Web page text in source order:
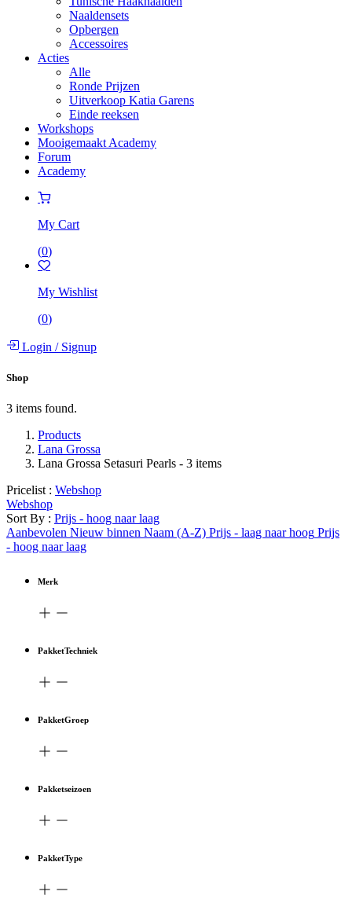
Naaldensets
Opbergen
Accessoires
Acties
Alle
Ronde Prijzen
Uitverkoop Katia Garens
Einde reeksen
Workshops
Mooigemaakt Academy
Forum
Academy
My Cart
(0)
My Wishlist
(0)
Login /Signup
Shop
3 items found.
Products
Lana Grossa
Lana Grossa Setasuri Pearls - 3 items
Pricelist : Webshop
Webshop
Sort By : Prijs - hoog naar laag
Aanbevolen Nieuw binnen Naam (A-Z) Prijs - laag naar hoog Prijs
- hoog naar laag
Merk
PakketTechniek
PakketGroep
Pakketseizoen
PakketType